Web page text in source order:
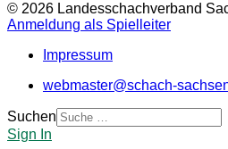
© 2026 Landesschachverband
Anmeldung als Spielleiter
Impressum
webmaster@schach-
Suchen
Sign In